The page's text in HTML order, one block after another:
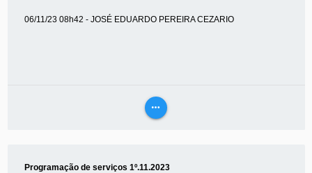
06/11/23 08h42 - JOSÉ EDUARDO PEREIRA CEZARIO
more_horiz
Programação de serviços 1º.11.2023